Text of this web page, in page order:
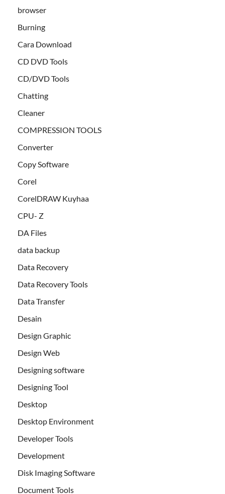
browser
Burning
Cara Download
CD DVD Tools
CD/DVD Tools
Chatting
Cleaner
COMPRESSION TOOLS
Converter
Copy Software
Corel
CorelDRAW Kuyhaa
CPU- Z
DA Files
data backup
Data Recovery
Data Recovery Tools
Data Transfer
Desain
Design Graphic
Design Web
Designing software
Designing Tool
Desktop
Desktop Environment
Developer Tools
Development
Disk Imaging Software
Document Tools